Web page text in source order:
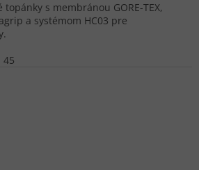
s membránou GORE-TEX,
a systémom HC03 pre
45